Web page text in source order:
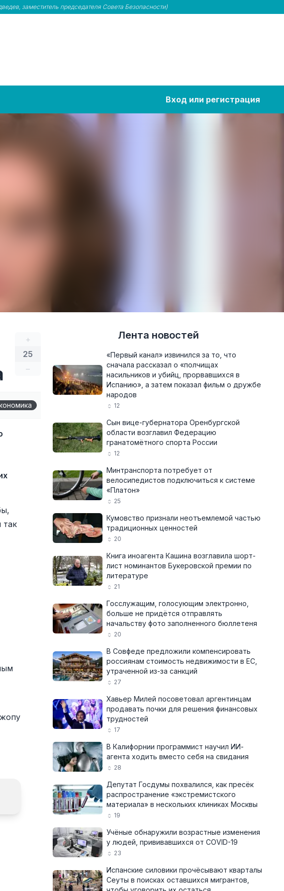
заместитель председателя Совета Безопасности)
Вход или регистрация
+
25
–
так
Лента новостей
«Первый канал» извинился за то, что
сначала рассказал о «полчищах
насильников и убийц, прорвавшихся в
Испанию», а затем показал фильм о дружбе
народов
12
Сын вице-губернатора Оренбургской
области возглавил Федерацию
гранатомётного спорта России
12
Минтранспорта потребует от
велосипедистов подключиться к системе
«Платон»
25
Кумовство признали неотъемлемой частью
традиционных ценностей
20
Книга иноагента Кашина возглавила шорт-
лист номинантов Букеровской премии по
литературе
21
Госслужащим, голосующим электронно,
больше не придётся отправлять
начальству фото заполненного бюллетеня
20
В Совфеде предложили компенсировать
россиянам стоимость недвижимости в ЕС,
утраченной из-за санкций
27
Хавьер Милей посоветовал аргентинцам
продавать почки для решения финансовых
трудностей
17
В Калифорнии программист научил ИИ-
агента ходить вместо себя на свидания
28
Депутат Госдумы похвалился, как пресёк
распространение «экстремистского
материала» в нескольких клиниках Москвы
19
Учёные обнаружили возрастные изменения
у людей, прививавшихся от COVID-19
23
Испанские силовики прочёсывают кварталы
Сеуты в поисках оставшихся мигрантов,